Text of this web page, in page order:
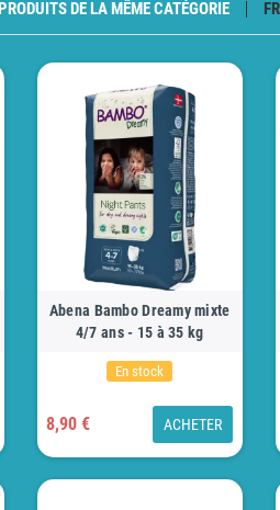
PRODUITS DE LA MÊME CATÉGORIE
Abena Bambo Dreamy mixte
4/7 ans - 15 à 35 kg
En stock
8,90 € ACHETER